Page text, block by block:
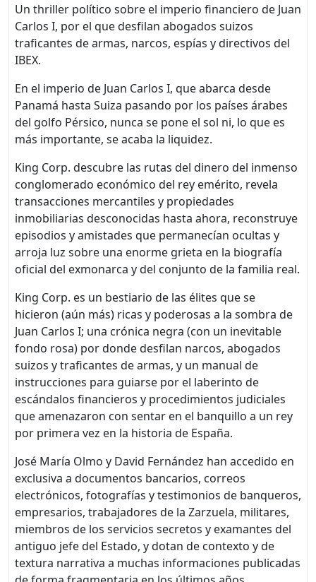
Un thriller político sobre el imperio financiero de Juan
Carlos I, por el que desfilan abogados suizos
traficantes de armas, narcos, espías y directivos del
IBEX.
En el imperio de Juan Carlos I, que abarca desde
Panamá hasta Suiza pasando por los países árabes
del golfo Pérsico, nunca se pone el sol ni, lo que es
más importante, se acaba la liquidez.
King Corp. descubre las rutas del dinero del inmenso
conglomerado económico del rey emérito, revela
transacciones mercantiles y propiedades
inmobiliarias desconocidas hasta ahora, reconstruye
episodios y amistades que permanecían ocultas y
arroja luz sobre una enorme grieta en la biografía
oficial del exmonarca y del conjunto de la familia real.
King Corp. es un bestiario de las élites que se
hicieron (aún más) ricas y poderosas a la sombra de
Juan Carlos I; una crónica negra (con un inevitable
fondo rosa) por donde desfilan narcos, abogados
suizos y traficantes de armas, y un manual de
instrucciones para guiarse por el laberinto de
escándalos financieros y procedimientos judiciales
que amenazaron con sentar en el banquillo a un rey
por primera vez en la historia de España.
José María Olmo y David Fernández han accedido en
exclusiva a documentos bancarios, correos
electrónicos, fotografías y testimonios de banqueros,
empresarios, trabajadores de la Zarzuela, militares,
miembros de los servicios secretos y examantes del
antiguo jefe del Estado, y dotan de contexto y de
textura narrativa a muchas informaciones publicadas